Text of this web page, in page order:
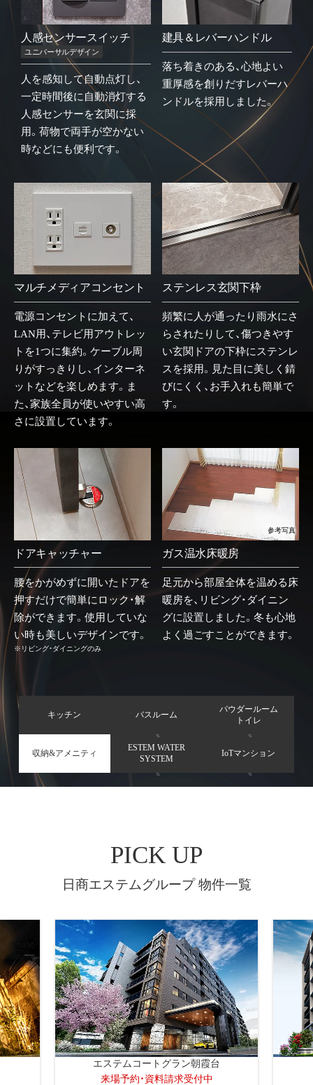
人感センサースイッチ
ユニバーサルデザイン
人を感知して自動点灯し、
一定時間後に自動消灯する
人感センサーを玄関に採
用。荷物で両手が空かない
時などにも便利です。
建具＆レバーハンドル
落ち着きのある、心地よい
重厚感を創りだすレバーハ
ンドルを採用しました。
マルチメディアコンセント
電源コンセントに加えて、
LAN用、テレビ用アウトレッ
トを1つに集約。ケーブル周
りがすっきりし、インターネ
ットなどを楽しめます。ま
た、家族全員が使いやすい高
さに設置しています。
ステンレス玄関下枠
頻繁に人が通ったり雨水にさ
らされたりして、傷つきやす
い玄関ドアの下枠にステンレ
スを採用。見た目に美しく錆
びにくく、お手入れも簡単で
す。
ドアキャッチャー
腰をかがめずに開いたドアを
押すだけで簡単にロック・解
除ができます。使用していな
い時も美しいデザインです。
※リビング・ダイニングのみ
参考写真
ガス温水床暖房
足元から部屋全体を温める床
暖房を、リビング・ダイニン
グに設置しました。冬も心地
よく過ごすことができます。
キッチン バスルーム
パウダールーム
トイレ
収納&アメニティ
ESTEM WATER
SYSTEM
IoTマンション
PICK UP
日商エステムグループ 物件一覧
エステムコートグラン朝霞台
来場予約・資料請求受付中